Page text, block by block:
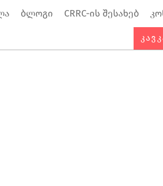
ბლოგი CRRC-ის შესახებ